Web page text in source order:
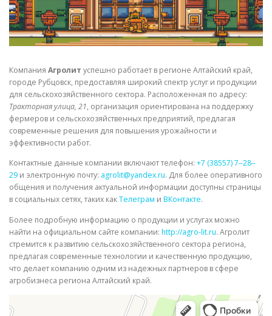
Компания Агролит успешно работает в регионе Алтайский край,
городе Рубцовск, предоставляя широкий спектр услуг и продукции
для сельскохозяйственного сектора. Расположенная по адресу:
Тракторная улица, 21, организация ориентирована на поддержку
фермеров и сельскохозяйственных предприятий, предлагая
современные решения для повышения урожайности и
эффективности работ.
Контактные данные компании включают телефон: +7 (38557) 7‒28‒
29 и электронную почту: agrolit@yandex.ru. Для более оперативного
общения и получения актуальной информации доступны страницы
в социальных сетях, таких какТелеграм и ВКонтакте.
Более подробную информацию о продукции и услугах можно
найти на официальном сайте компании: http://agro-lit.ru. Агролит
стремится к развитию сельскохозяйственного сектора региона,
предлагая современные технологии и качественную продукцию,
что делает компанию одним из надежных партнеров в сфере
агробизнеса региона Алтайский край.